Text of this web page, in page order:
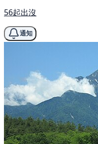
56起出沒
通知